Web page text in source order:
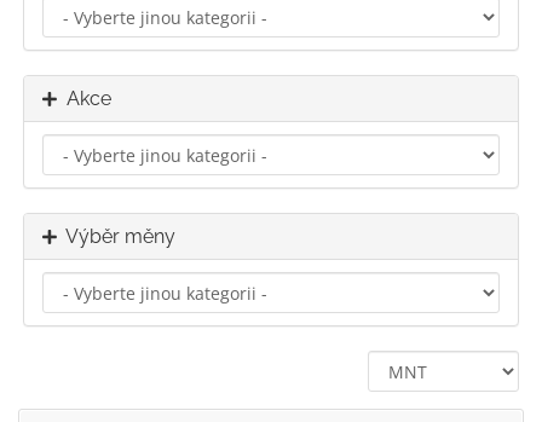
Akce
Výběr měny